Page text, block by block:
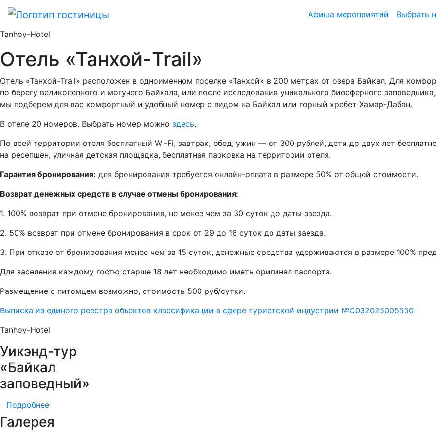
Афиша мероприятий Выбрать
Tanhoy-Hotel
Отель «Танхой-Trail»
Отель «Танхой-Trail» расположен в одноименном поселке «Танхой» в 200 метрах от озера Байкал. Для
по берегу великолепного и могучего Байкала, или после исследования уникального биосферного
мы подберем для вас комфортный и удобный номер с видом на Байкал или горный хребет Хамар-Дабан.
В отеле 20 номеров. Выбрать номер можно здесь.
По всей территории отеля бесплатный Wi-Fi, завтрак, обед, ужин — от 300 рублей, дети до двух лет
на ресепшен, уличная детская площадка, бесплатная парковка на территории отеля.
Гарантия бронирования: для бронирования требуется онлайн-оплата в размере 50% от общей стоимости.
Возврат денежных средств в случае отмены бронирования:
1. 100% возврат при отмене бронирования, не менее чем за 30 суток до даты заезда.
2. 50% возврат при отмене бронирования в срок от 29 до 16 суток до даты заезда.
3. При отказе от бронирования менее чем за 15 суток, денежные средства удерживаются в размере 100%
Для заселения каждому гостю старше 18 лет необходимо иметь оригинал паспорта.
Размещение с питомцем возможно, стоимость 500 руб/сутки.
Выписка из единого реестра объектов классификации в сфере туристской индустрии №С032025005550
Tanhoy-Hotel
Уикэнд-тур
«Байкал
заповедный»
Подробнее
Галерея